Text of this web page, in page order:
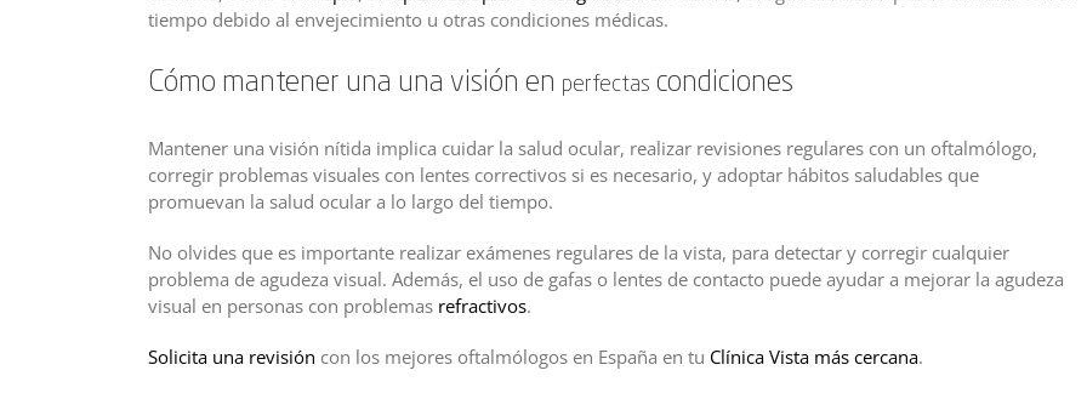
tiempo debido al envejecimiento u otras condiciones médicas.
Cómo mantener una una visión en perfectas condiciones
Mantener una visión nítida implica cuidar la salud ocular, realizar revisiones regulares con un oftalmólogo,
corregir problemas visuales con lentes correctivos si es necesario, y adoptar hábitos saludables que
promuevan la salud ocular a lo largo del tiempo.
No olvides que es importante realizar exámenes regulares de la vista, para detectar y corregir cualquier
problema de agudeza visual. Además, el uso de gafas o lentes de contacto puede ayudar a mejorar la agudeza
visual en personas con problemas refractivos.
Solicita una revisión con los mejores oftalmólogos en España en tu Clínica Vista más cercana.